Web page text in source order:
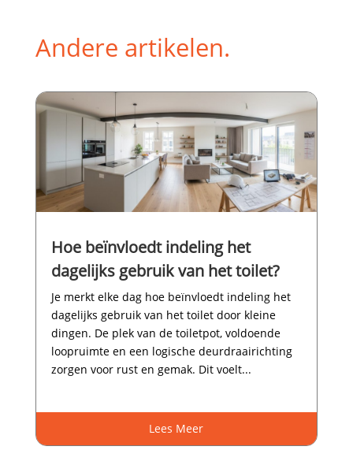
Andere artikelen.
Hoe beïnvloedt indeling het
dagelijks gebruik van het toilet?
Je merkt elke dag hoe beïnvloedt indeling het
dagelijks gebruik van het toilet door kleine
dingen.​ De plek van de toiletpot, voldoende
loopruimte en een logische deurdraairichting
zorgen voor rust en gemak.​ Dit voelt...
Lees Meer